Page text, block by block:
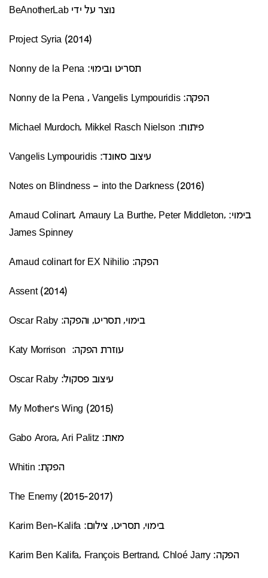
נוצר על ידי BeAnotherLab
(Project Syria (2014
תסריט ובימוי: Nonny de la Pena
הפקה: Nonny de la Pena , Vangelis Lympouridis
פיתוח: Michael Murdoch, Mikkel Rasch Nielson
עיצוב סאונד: Vangelis Lympouridis
(Notes on Blindness – into the Darkness (2016
בימוי: Arnaud Colinart, Amaury La Burthe, Peter Middleton,
James Spinney
הפקה: Arnaud colinart for EX Nihilio
(Assent (2014
בימוי, תסריט, והפקה: Oscar Raby
עוזרת הפקה: Katy Morrison
עיצוב פסקול: Oscar Raby
(My Mother's Wing (2015
מאת: Gabo Arora, Ari Palitz
הפקת: Whitin
(The Enemy (2015-2017
בימוי, תסריט, צילום: Karim Ben-Kalifa
הפקה: Karim Ben Kalifa, François Bertrand, Chloé Jarry